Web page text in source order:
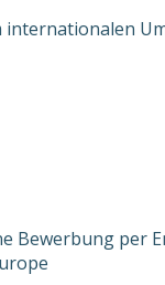
internationalen
Bewerbung per